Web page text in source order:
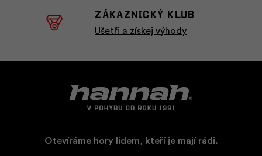
ZÁKAZNICKÝ KLUB
Ušetři a získej výhody
Otevíráme hory lidem, kteří je mají rádi.